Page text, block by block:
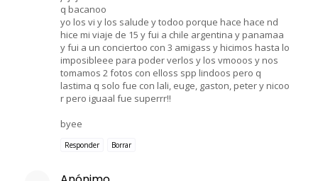
q bacanoo
yo los vi y los salude y todoo porque hace hace nd
hice mi viaje de 15 y fui a chile argentina y panamaa
y fui a un conciertoo con 3 amigass y hicimos hasta lo
imposibleee para poder verlos y los vmooos y nos
tomamos 2 fotos con elloss spp lindoos pero q
lastima q solo fue con lali, euge, gaston, peter y nicoo
r pero iguaal fue superrr!!
byee
Responder Borrar